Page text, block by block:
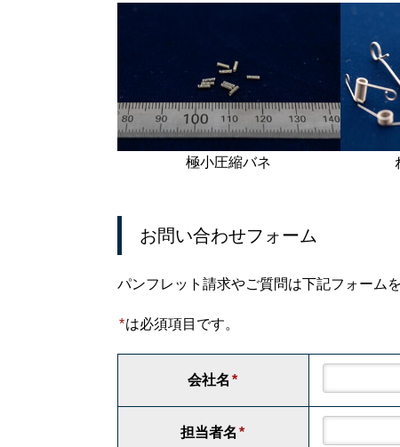
極小圧縮バネ
お問い合わせフォーム
パンフレット請求やご質問は下記フォーム
*は必須項目です。
会社名 *
担当者名 *